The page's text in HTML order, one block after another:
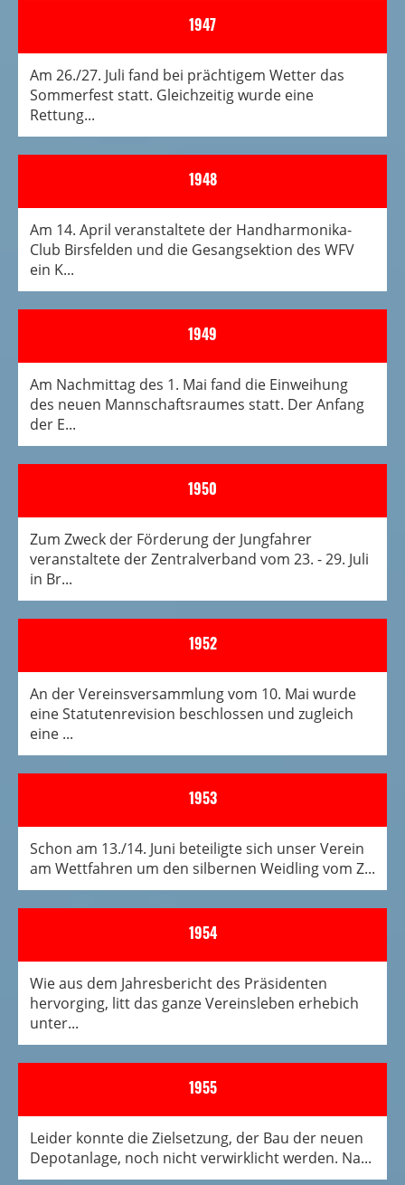
1947
Am 26./27. Juli fand bei prächtigem Wetter das
Sommerfest statt. Gleichzeitig wurde eine
Rettung...
1948
Am 14. April veranstaltete der Handharmonika-
Club Birsfelden und die Gesangsektion des WFV
ein K...
1949
Am Nachmittag des 1. Mai fand die Einweihung
des neuen Mannschaftsraumes statt. Der Anfang
der E...
1950
Zum Zweck der Förderung der Jungfahrer
veranstaltete der Zentralverband vom 23. - 29. Juli
in Br...
1952
An der Vereinsversammlung vom 10. Mai wurde
eine Statutenrevision beschlossen und zugleich
eine ...
1953
Schon am 13./14. Juni beteiligte sich unser Verein
am Wettfahren um den silbernen Weidling vom Z...
1954
Wie aus dem Jahresbericht des Präsidenten
hervorging, litt das ganze Vereinsleben erhebich
unter...
1955
Leider konnte die Zielsetzung, der Bau der neuen
Depotanlage, noch nicht verwirklicht werden. Na...